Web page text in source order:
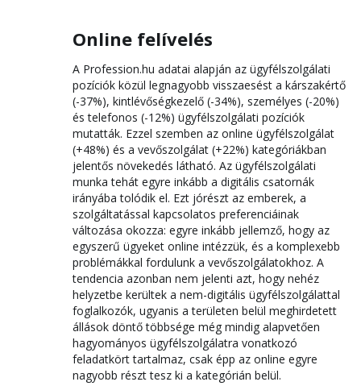
Online felívelés
A Profession.hu adatai alapján az ügyfélszolgálati
pozíciók közül legnagyobb visszaesést a kárszakértő
(-37%), kintlévőségkezelő (-34%), személyes (-20%)
és telefonos (-12%) ügyfélszolgálati pozíciók
mutatták. Ezzel szemben az online ügyfélszolgálat
(+48%) és a vevőszolgálat (+22%) kategóriákban
jelentős növekedés látható. Az ügyfélszolgálati
munka tehát egyre inkább a digitális csatornák
irányába tolódik el. Ezt jórészt az emberek, a
szolgáltatással kapcsolatos preferenciáinak
változása okozza: egyre inkább jellemző, hogy az
egyszerű ügyeket online intézzük, és a komplexebb
problémákkal fordulunk a vevőszolgálatokhoz. A
tendencia azonban nem jelenti azt, hogy nehéz
helyzetbe kerültek a nem-digitális ügyfélszolgálattal
foglalkozók, ugyanis a területen belül meghirdetett
állások döntő többsége még mindig alapvetően
hagyományos ügyfélszolgálatra vonatkozó
feladatkört tartalmaz, csak épp az online egyre
nagyobb részt tesz ki a kategórián belül.